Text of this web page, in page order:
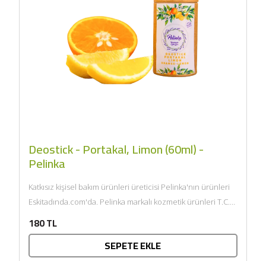
Deostick - Portakal, Limon (60ml) -
Pelinka
Katkısız kişisel bakım ürünleri üreticisi Pelinka'nın ürünleri
Eskitadında.com'da. Pelinka markalı kozmetik ürünleri T.C.
180 TL
SEPETE EKLE